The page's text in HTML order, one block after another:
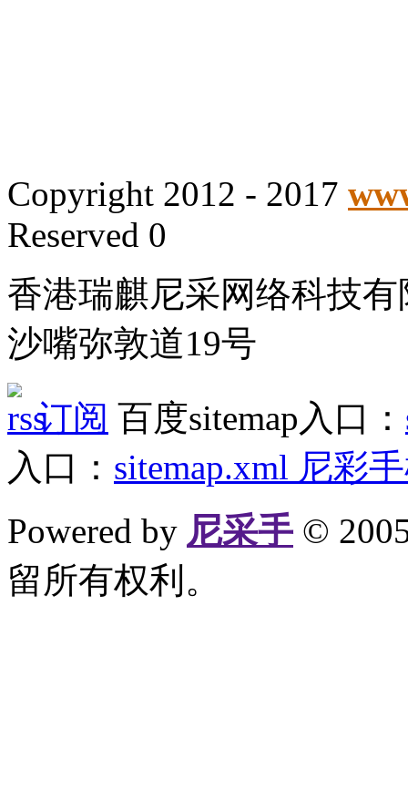
Copyright 2012 - 2017
Reserved 0
香港瑞麒尼采网络科技
沙嘴弥敦道19号
订阅 百度sitemap入口：
入口： sitemap.xml 尼彩
Powered by 尼采手©
留所有权利。